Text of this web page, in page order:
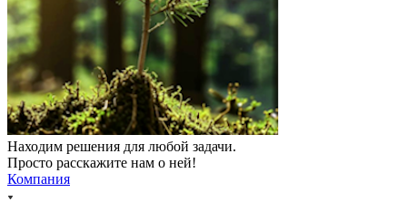
Находим решения для любой задачи.
Просто расскажите нам о ней!
Компания